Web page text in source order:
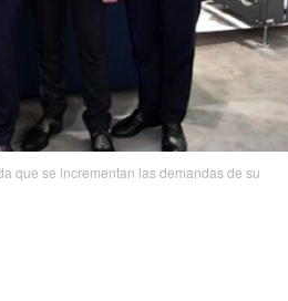
que se incrementan las demandas de su